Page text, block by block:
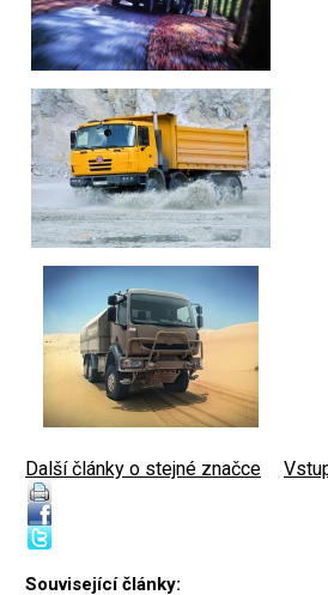
Další články o stejné značce
Související články: